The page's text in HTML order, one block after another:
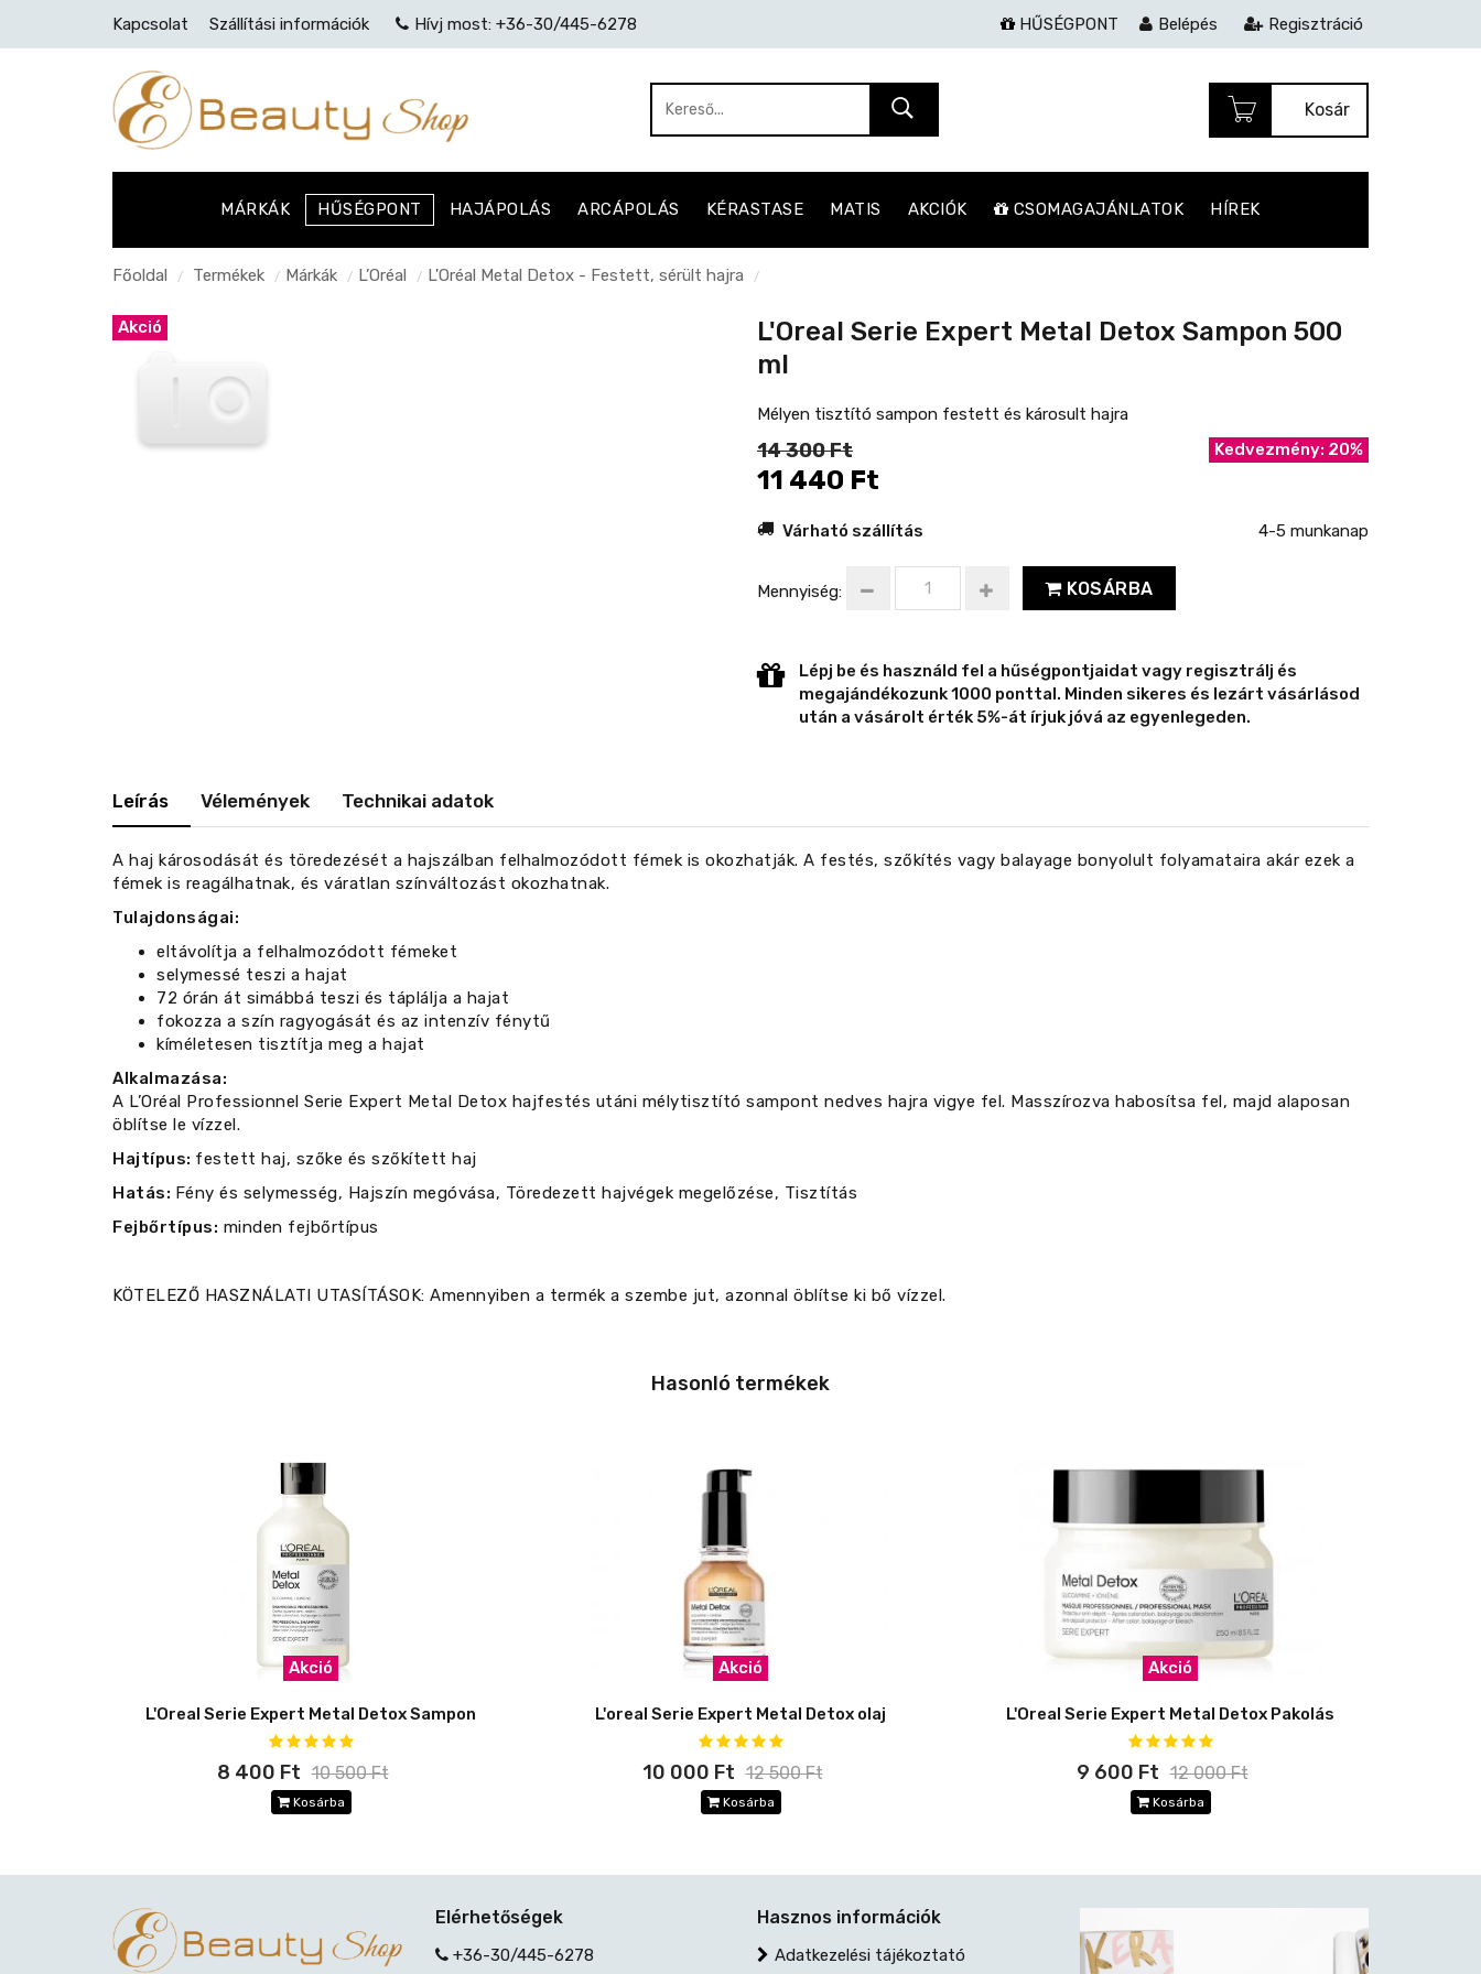
Kapcsolat Szállítási információk Hívj most: +36-30/445-6278 HŰSÉGPONT Belépés Regisztráció
Kosár
MÁRKÁK HŰSÉGPONT HAJÁPOLÁS ARCÁPOLÁS KÉRASTASE MATIS AKCIÓK CSOMAGAJÁNLATOK HÍREK
Főoldal / Termékek / Márkák / L’Oréal / L'Oréal Metal Detox - Festett, sérült hajra /
Akció
L'Oreal Serie Expert Metal Detox Sampon 500
ml
Mélyen tisztító sampon festett és károsult hajra
14 300 Ft
11 440 Ft
Kedvezmény: 20%
Várható szállítás 4-5 munkanap
Mennyiség: KOSÁRBA
Lépj be és használd fel a hűségpontjaidat vagy regisztrálj és
megajándékozunk 1000 ponttal. Minden sikeres és lezárt vásárlásod
után a vásárolt érték 5%-át írjuk jóvá az egyenlegeden.
Leírás Vélemények Technikai adatok
A haj károsodását és töredezését a hajszálban felhalmozódott fémek is okozhatják. A festés, szőkítés vagy balayage bonyolult folyamataira akár ezek a
fémek is reagálhatnak, és váratlan színváltozást okozhatnak.
Tulajdonságai:
eltávolítja a felhalmozódott fémeket
selymessé teszi a hajat
72 órán át simábbá teszi és táplálja a hajat
fokozza a szín ragyogását és az intenzív fénytű
kíméletesen tisztítja meg a hajat
Alkalmazása:
A L’Oréal Professionnel Serie Expert Metal Detox hajfestés utáni mélytisztító sampont nedves hajra vigye fel. Masszírozva habosítsa fel, majd alaposan
öblítse le vízzel.
Hajtípus: festett haj, szőke és szőkített haj
Hatás: Fény és selymesség, Hajszín megóvása, Töredezett hajvégek megelőzése, Tisztítás
Fejbőrtípus: minden fejbőrtípus
KÖTELEZŐ HASZNÁLATI UTASÍTÁSOK: Amennyiben a termék a szembe jut, azonnal öblítse ki bő vízzel.
Hasonló termékek
Akció
L'Oreal Serie Expert Metal Detox Sampon
8 400 Ft 10 500 Ft
Kosárba
Akció
L'oreal Serie Expert Metal Detox olaj
10 000 Ft 12 500 Ft
Kosárba
Akció
L'Oreal Serie Expert Metal Detox Pakolás
9 600 Ft 12 000 Ft
Kosárba
Elérhetőségek
+36-30/445-6278
Hasznos információk
Adatkezelési tájékoztató